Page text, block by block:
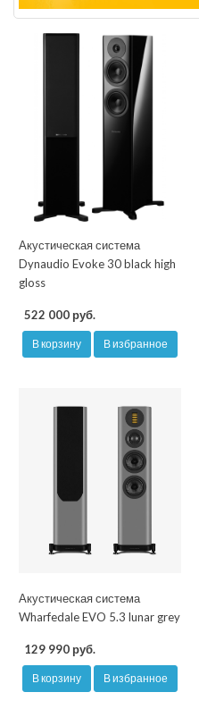
Акустическая система
Dynaudio Evoke 30 black high
gloss
522 000 руб.
В корзину В избранное
Акустическая система
Wharfedale EVO 5.3 lunar grey
129 990 руб.
В корзину В избранное